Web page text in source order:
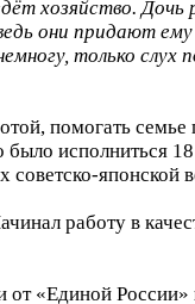
хозяйство. Дочь
они придают
только слух
помогать семье
исполниться
японской
работу в
«Единой